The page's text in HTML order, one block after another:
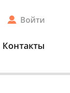
Войти
Контакты